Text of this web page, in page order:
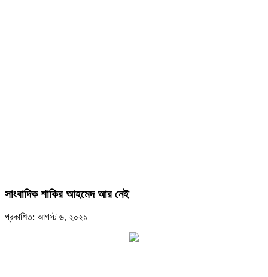
সাংবাদিক শাকির আহমেদ আর নেই
প্রকাশিত: আগস্ট ৬, ২০২১